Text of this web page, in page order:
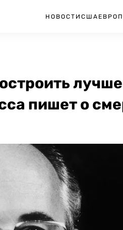
НОВОСТИ США
пишет о